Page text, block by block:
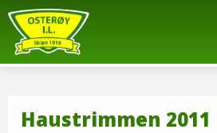
Haustrimmen 2011